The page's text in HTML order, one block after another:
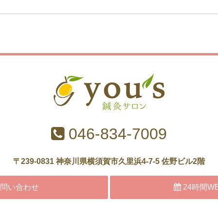
046-834-7009
〒239-0831 神奈川県横須賀市久里浜4-7-5 佐野ビル2階
い合わせ 24時間